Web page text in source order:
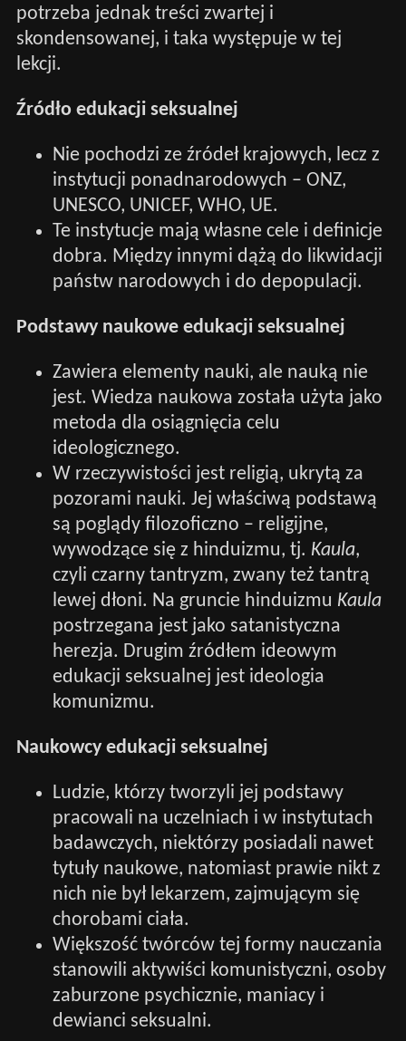
potrzeba jednak treści zwartej i
skondensowanej, i taka występuje w tej
lekcji.
Źródło edukacji seksualnej
Nie pochodzi ze źródeł krajowych, lecz z
instytucji ponadnarodowych – ONZ,
UNESCO, UNICEF, WHO, UE.
Te instytucje mają własne cele i definicje
dobra. Między innymi dążą do likwidacji
państw narodowych i do depopulacji.
Podstawy naukowe edukacji seksualnej
Zawiera elementy nauki, ale nauką nie
jest. Wiedza naukowa została użyta jako
metoda dla osiągnięcia celu
ideologicznego.
W rzeczywistości jest religią, ukrytą za
pozorami nauki. Jej właściwą podstawą
są poglądy filozoficzno – religijne,
wywodzące się z hinduizmu, tj. Kaula,
czyli czarny tantryzm, zwany też tantrą
lewej dłoni. Na gruncie hinduizmu Kaula
postrzegana jest jako satanistyczna
herezja. Drugim źródłem ideowym
edukacji seksualnej jest ideologia
komunizmu.
Naukowcy edukacji seksualnej
Ludzie, którzy tworzyli jej podstawy
pracowali na uczelniach i w instytutach
badawczych, niektórzy posiadali nawet
tytuły naukowe, natomiast prawie nikt z
nich nie był lekarzem, zajmującym się
chorobami ciała.
Większość twórców tej formy nauczania
stanowili aktywiści komunistyczni, osoby
zaburzone psychicznie, maniacy i
dewianci seksualni.